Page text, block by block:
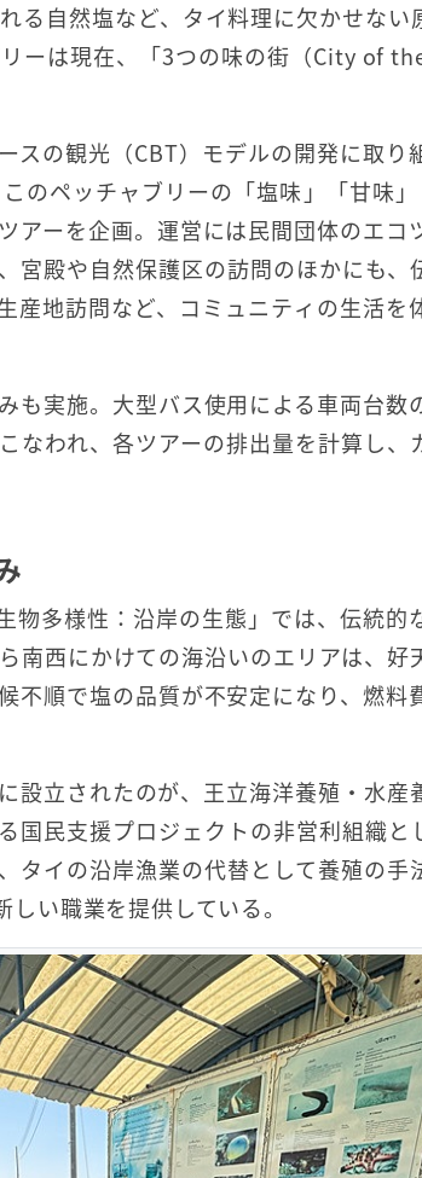
る自然塩など、タイ料理に欠かせない
ーは現在、「3つの味の街（City of
スの観光（CBT）モデルの開発に取り
のペッチャブリーの「塩味」「甘味
アーを企画。運営には民間団体のエコ
宮殿や自然保護区の訪問のほかにも、
産地訪問など、コミュニティの生活を
も実施。大型バス使用による車両台数
なわれ、各ツアーの排出量を計算し、
物多様性：沿岸の生態」では、伝統的
南西にかけての海沿いのエリアは、好
不順で塩の品質が不安定になり、燃料
設立されたのが、王立海洋養殖・水産
国民支援プロジェクトの非営利組織と
タイの沿岸漁業の代替として養殖の手
しい職業を提供している。